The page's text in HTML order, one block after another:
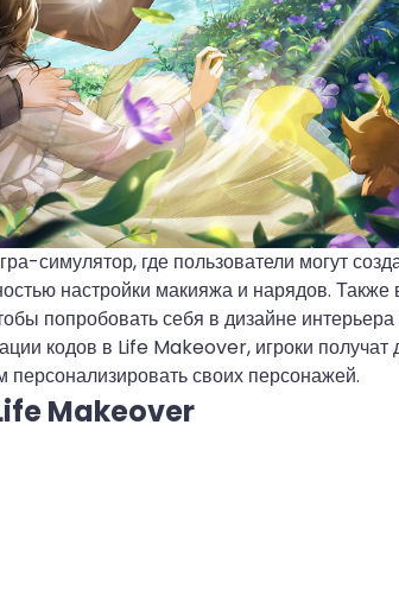
симулятор, где пользователи могут
настройки макияжа и нарядов.
попробовать себя в дизайне интерьера
кодов в Life Makeover, игроки получат
своих персонажей.
Makeover